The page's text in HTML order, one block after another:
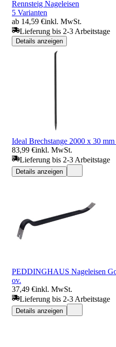
Rennsteig Nageleisen
5 Varianten
ab 14,59 €inkl. MwSt.
Lieferung bis 2-3 Arbeitstage
Details anzeigen
Ideal Brechstange 2000 x 30
83,99 €inkl. MwSt.
Lieferung bis 2-3 Arbeitstage
Details anzeigen
PEDDINGHAUS Nageleisen
ov.
37,49 €inkl. MwSt.
Lieferung bis 2-3 Arbeitstage
Details anzeigen